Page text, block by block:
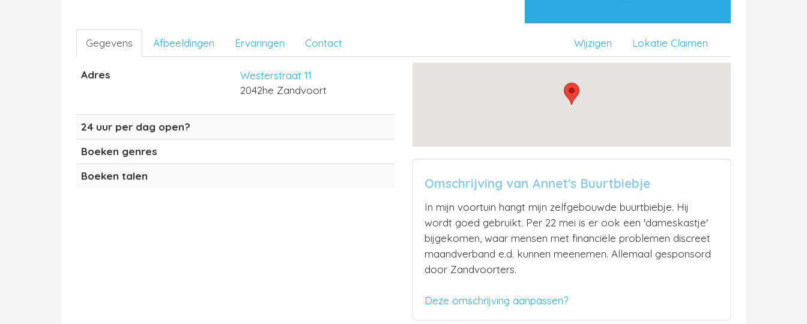
Gegevens Afbeeldingen Ervaringen Contact Lokatie Claimen
Wijzigen
Adres
Westerstraat 11
2042he Zandvoort
24 uur per dag open?
Boeken genres
Boeken talen
Omschrijving van Annet's Buurtbiebje
In mijn voortuin hangt mijn zelfgebouwde buurtbiebje. Hij
wordt goed gebruikt. Per 22 mei is er ook een 'dameskastje'
bijgekomen, waar mensen met financiële problemen discreet
maandverband e.d. kunnen meenemen. Allemaal gesponsord
door Zandvoorters.
Deze omschrijving aanpassen?